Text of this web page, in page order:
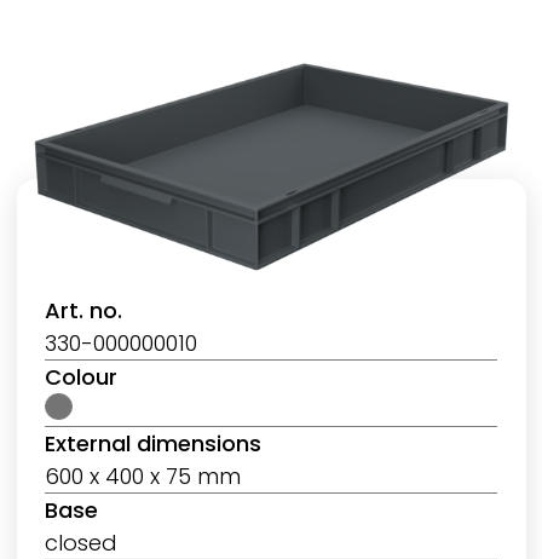
Art. no.
330-000000010
Colour
External dimensions
600 x 400 x 75 mm
Base
closed